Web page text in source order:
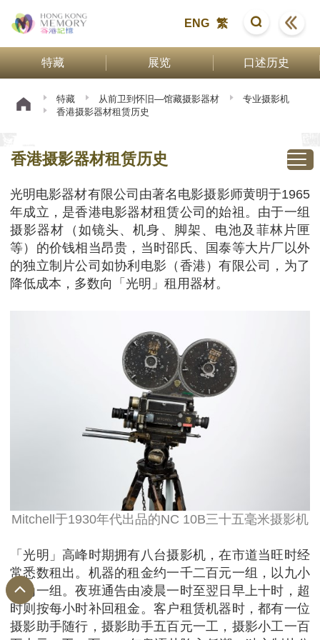
ENG 繁
特藏 展览 口述历史
特藏 从前卫到怀旧—馆藏摄影器材
专业摄影机
香港摄影器材租赁历史
香港摄影器材租赁历史
光明电影器材有限公司由著名电影摄影师黄明于1965
年成立，是香港电影器材租赁公司的始祖。由于一组
摄影器材（如镜头、机身、脚架、电池及菲林片匣
等）的价钱相当昂贵，当时邵氏、国泰等大片厂以外
的独立制片公司如协利电影（香港）有限公司，为了
降低成本，多数向「光明」租用器材。
Mitchell于1930年代出品的NC 10B三十五毫米摄影机
「光明」高峰时期拥有八台摄影机，在市道当旺时经
常悉数租出。机器的租金约一千二百元一组，以九小
时为一组。夜班通告由凌晨一时至翌日早上十时，超
时则按每小时补回租金。客户租赁机器时，都有一位
摄影助手随行，摄影助手五百元一工，摄影小工一百